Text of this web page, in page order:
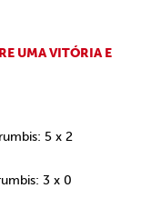
UMA VITÓRIA E
5 x 2
3 x 0